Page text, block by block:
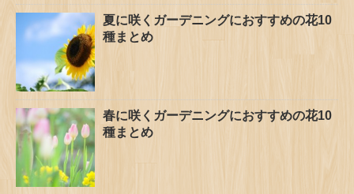
夏に咲くガーデニングにおすすめの花10
種まとめ
春に咲くガーデニングにおすすめの花10
種まとめ